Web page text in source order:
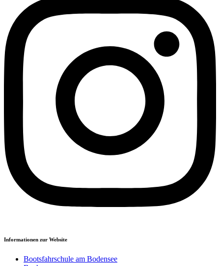
Informationen zur Website
Bootsfahrschule am Bodensee